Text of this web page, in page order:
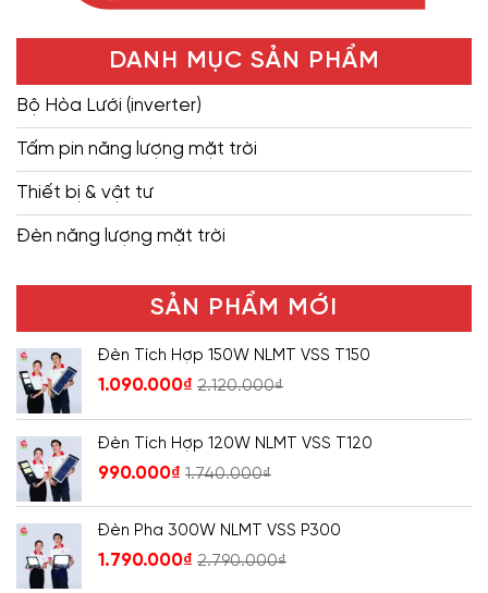
DANH MỤC SẢN PHẨM
Bộ Hòa Lưới (inverter)
Tấm pin năng lượng mặt trời
Thiết bị & vật tư
Đèn năng lượng mặt trời
SẢN PHẨM MỚI
Đèn Tích Hợp 150W NLMT VSS T150
1.090.000₫ 2.120.000₫
Đèn Tích Hợp 120W NLMT VSS T120
990.000₫ 1.740.000₫
Đèn Pha 300W NLMT VSS P300
1.790.000₫ 2.790.000₫